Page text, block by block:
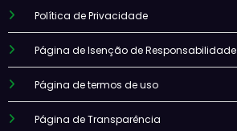
Política de Privacidade
Página de Isenção de Responsabilidade
Página de termos de uso
Página de Transparência